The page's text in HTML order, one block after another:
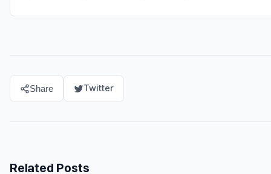
Share Twitter
Related Posts